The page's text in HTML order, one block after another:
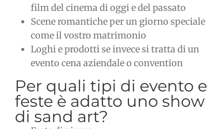
film del cinema di oggi e del passato
Scene romantiche per un giorno speciale
come il vostro matrimonio
Loghi e prodotti se invece si tratta di un
evento cena aziendale o convention
Per quali tipi di evento e
feste è adatto uno show
di sand art?